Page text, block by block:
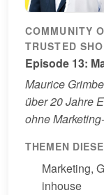
COMMUNITY
TRUSTED
Episode 13:
Maurice
über 20 Jahre
ohne
THEMEN
Marketing,
inhouse